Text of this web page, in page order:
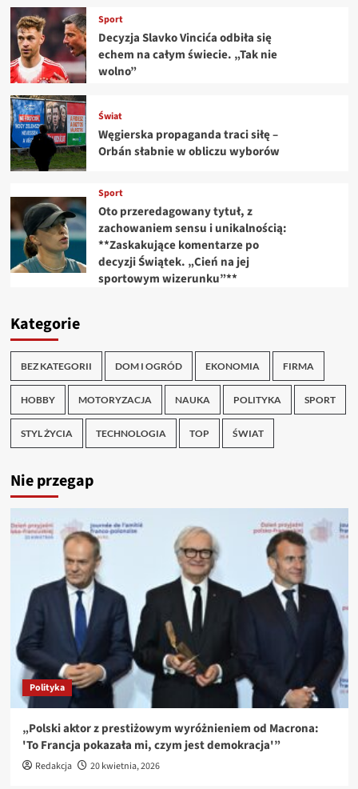
Sport
Decyzja Slavko Vincića odbiła się
echem na całym świecie. „Tak nie
wolno”
Świat
Węgierska propaganda traci siłę –
Orbán słabnie w obliczu wyborów
Sport
Oto przeredagowany tytuł, z
zachowaniem sensu i unikalnością:
**Zaskakujące komentarze po
decyzji Świątek. „Cień na jej
sportowym wizerunku”**
Kategorie
BEZ KATEGORII DOM I OGRÓD EKONOMIA FIRMA
HOBBY MOTORYZACJA NAUKA POLITYKA SPORT
STYL ŻYCIA TECHNOLOGIA TOP ŚWIAT
Nie przegap
Polityka
„Polski aktor z prestiżowym wyróżnieniem od Macrona:
'To Francja pokazała mi, czym jest demokracja'”
Redakcja 20 kwietnia, 2026